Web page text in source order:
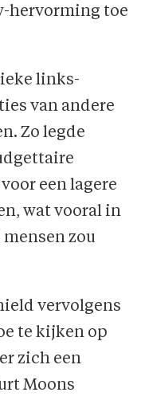
hervorming toe
links-
van andere
Zo legde
een lagere
wat vooral in
zou
vervolgens
te kijken op
zich een
Moons